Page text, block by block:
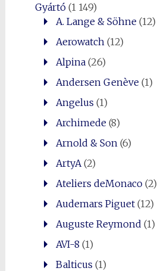
Gyártó(1 149)
A. Lange & Söhne(12)
Aerowatch (12)
Alpina(26)
Andersen Genève(1)
Angelus (1)
Archimede(8)
Arnold & Son (6)
ArtyA (2)
Ateliers deMonaco(2)
Audemars Piguet(12)
Auguste Reymond (1)
AVI-8 (1)
Balticus (1)